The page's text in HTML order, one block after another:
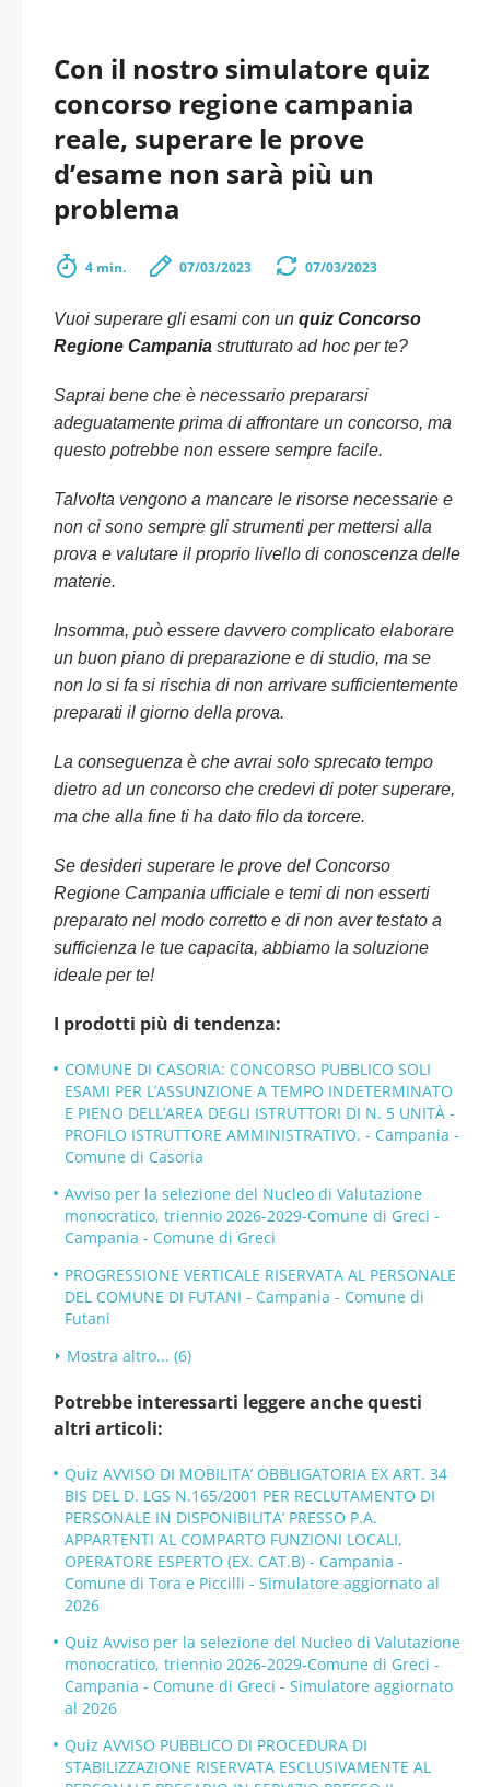
Con il nostro simulatore quiz
concorso regione campania
reale, superare le prove
d’esame non sarà più un
problema
4 min. 07/03/2023 07/03/2023
Vuoi superare gli esami con un quiz Concorso
Regione Campania strutturato ad hoc per te?
Saprai bene che è necessario prepararsi
adeguatamente prima di affrontare un concorso, ma
questo potrebbe non essere sempre facile.
Talvolta vengono a mancare le risorse necessarie e
non ci sono sempre gli strumenti per mettersi alla
prova e valutare il proprio livello di conoscenza delle
materie.
Insomma, può essere davvero complicato elaborare
un buon piano di preparazione e di studio, ma se
non lo si fa si rischia di non arrivare sufficientemente
preparati il giorno della prova.
La conseguenza è che avrai solo sprecato tempo
dietro ad un concorso che credevi di poter superare,
ma che alla fine ti ha dato filo da torcere.
Se desideri superare le prove del Concorso
Regione Campania ufficiale e temi di non esserti
preparato nel modo corretto e di non aver testato a
sufficienza le tue capacita, abbiamo la soluzione
ideale per te!
I prodotti più di tendenza:
COMUNE DI CASORIA: CONCORSO PUBBLICO SOLI
ESAMI PER L’ASSUNZIONE A TEMPO INDETERMINATO
E PIENO DELL’AREA DEGLI ISTRUTTORI DI N. 5 UNITÀ -
PROFILO ISTRUTTORE AMMINISTRATIVO. - Campania -
Comune di Casoria
Avviso per la selezione del Nucleo di Valutazione
monocratico, triennio 2026-2029-Comune di Greci -
Campania - Comune di Greci
PROGRESSIONE VERTICALE RISERVATA AL PERSONALE
DEL COMUNE DI FUTANI - Campania - Comune di
Futani
Mostra altro... (6)
Potrebbe interessarti leggere anche questi
altri articoli:
Quiz AVVISO DI MOBILITA’ OBBLIGATORIA EX ART. 34
BIS DEL D. LGS N.165/2001 PER RECLUTAMENTO DI
PERSONALE IN DISPONIBILITA’ PRESSO P.A.
APPARTENTI AL COMPARTO FUNZIONI LOCALI,
OPERATORE ESPERTO (EX. CAT.B) - Campania -
Comune di Tora e Piccilli - Simulatore aggiornato al
2026
Quiz Avviso per la selezione del Nucleo di Valutazione
monocratico, triennio 2026-2029-Comune di Greci -
Campania - Comune di Greci - Simulatore aggiornato
al 2026
Quiz AVVISO PUBBLICO DI PROCEDURA DI
STABILIZZAZIONE RISERVATA ESCLUSIVAMENTE AL